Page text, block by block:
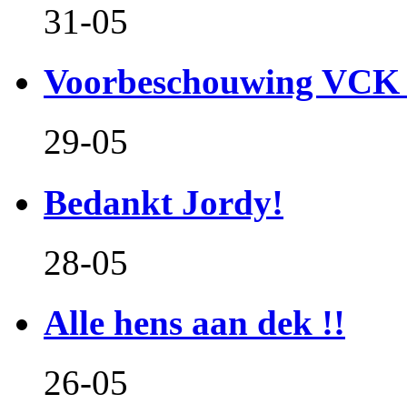
31-05
Voorbeschouwing VCK
29-05
Bedankt Jordy!
28-05
Alle hens aan dek !!
26-05